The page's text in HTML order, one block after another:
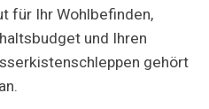
für Ihr Wohlbefinden,
und Ihren
gehört